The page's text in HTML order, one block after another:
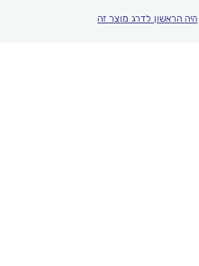
היה הראשון לדרג מוצר זה